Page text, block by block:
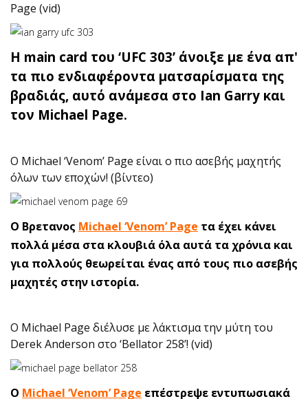
Page (vid)
Η main card του ‘UFC 303’ άνοιξε με ένα απ'
τα πιο ενδιαφέροντα ματσαρίσματα της
βραδιάς, αυτό ανάμεσα στο Ian Garry και
τον Michael Page.
Ο Michael ‘Venom’ Page είναι ο πιο ασεβής μαχητής
όλων των εποχών! (βίντεο)
O Βρετανος Michael ‘Venom’ Page τα έχει κάνει
πολλά μέσα στα κλουβιά όλα αυτά τα χρόνια και
για πολλούς θεωρείται ένας από τους πιο ασεβής
μαχητές στην ιστορία.
Ο Michael Page διέλυσε με λάκτισμα την μύτη του
Derek Anderson στο ‘Bellator 258’! (vid)
Ο Michael ‘Venom’ Page επέστρεψε εντυπωσιακά